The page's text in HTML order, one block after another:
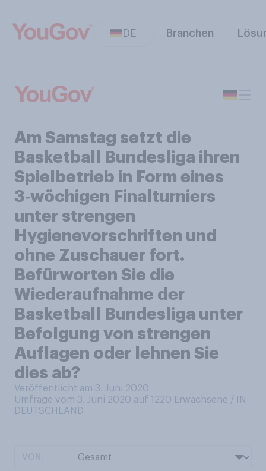
DE Branchen
Am Samstag setzt die
Basketball Bundesliga ihren
Spielbetrieb in Form eines
3‑wöchigen Finalturniers
unter strengen
Hygienevorschriften und
ohne Zuschauer fort.
Befürworten Sie die
Wiederaufnahme der
Basketball Bundesliga unter
Befolgung von strengen
Auflagen oder lehnen Sie
dies ab?
Veröffentlicht am 3. Juni 2020
Umfrage vom 3. Juni 2020 auf 1220 Erwachsene / IN
DEUTSCHLAND